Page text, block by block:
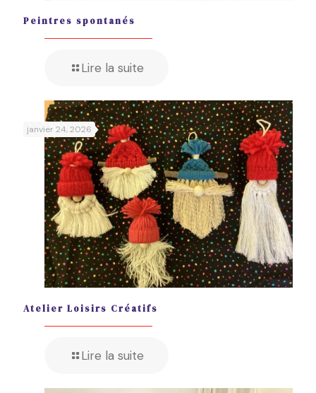
Peintres spontanés
Lire la suite
janvier 24, 2026
Atelier Loisirs Créatifs
Lire la suite